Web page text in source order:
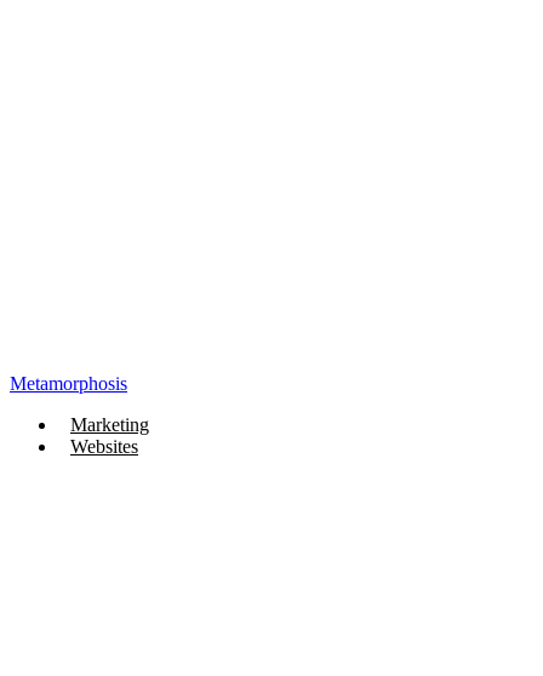
Metamorphosis
Marketing
Websites